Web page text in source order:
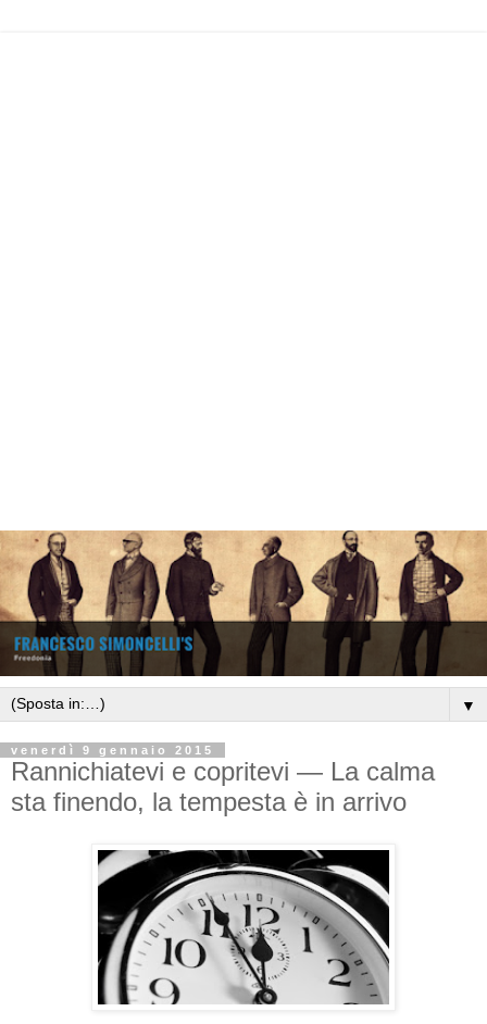
▼
venerdì 9 gennaio 2015
Rannichiatevi e copritevi — La calma
sta finendo, la tempesta è in arrivo